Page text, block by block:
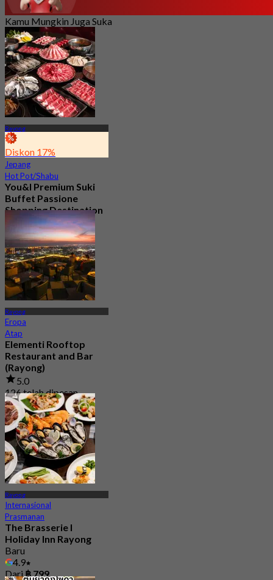
Kamu Mungkin Juga Suka
Rayong
Diskon 17%
Jepang
Hot Pot/Shabu
You&I Premium Suki
Buffet Passione
Shopping Destination
(Rayong)
4.7
464 telah dipesan
Dari฿ 498
Rayong
Eropa
Atap
Elementi Rooftop
Restaurant and Bar
(Rayong)
5.0
126 telah dipesan
Dari฿ 696.66
Rayong
Internasional
Prasmanan
The Brasserie l
Holiday Inn Rayong
Baru
4.9
Dari฿ 799